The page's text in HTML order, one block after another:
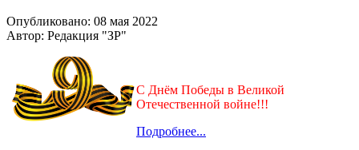
Опубликовано: 08 мая 2022
Автор: Редакция "ЗР"
С Днём Победы в Великой
Отечественной войне!!!
Подробнее...